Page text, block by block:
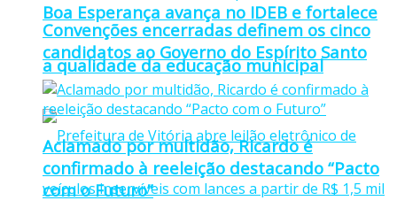
Boa Esperança avança no IDEB e fortalece
a qualidade da educação municipal
Convenções encerradas definem os cinco
candidatos ao Governo do Espírito Santo
Aclamado por multidão, Ricardo é
confirmado à reeleição destacando “Pacto
com o Futuro”